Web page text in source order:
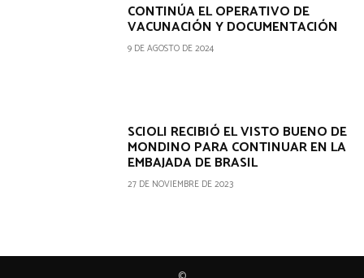
CONTINÚA EL OPERATIVO DE
VACUNACIÓN Y DOCUMENTACIÓN
9 DE AGOSTO DE 2024
SCIOLI RECIBIÓ EL VISTO BUENO DE
MONDINO PARA CONTINUAR EN LA
EMBAJADA DE BRASIL
27 DE NOVIEMBRE DE 2023